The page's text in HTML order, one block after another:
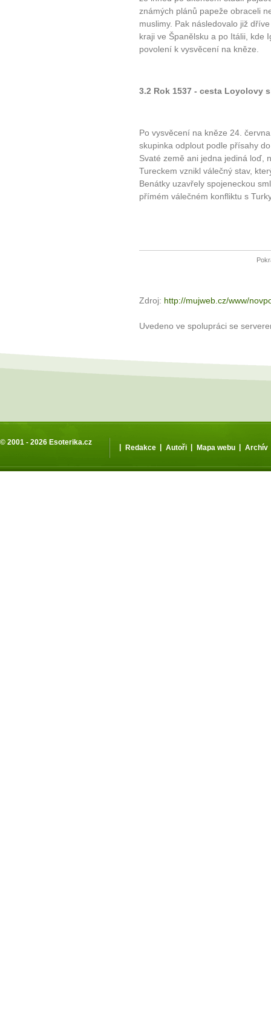
známých plánů papeže obraceli
muslimy. Pak následovalo již
kraji ve Španělsku a po Itálii, kde
povolení k vysvěcení na kněze.
3.2 Rok 1537 - cesta Loyolovy
Po vysvěcení na kněze 24.
skupinka odplout podle přísahy
Svaté země ani jedna jediná loď,
Tureckem vznikl válečný stav,
Benátky uzavřely spojeneckou
přímém válečném konfliktu s
Zdroj: http://mujweb.cz/www/
Uvedeno ve spolupráci se
© 2001 - 2026 Esoterika.cz
| Redakce | Autoři | Mapa webu | Archív